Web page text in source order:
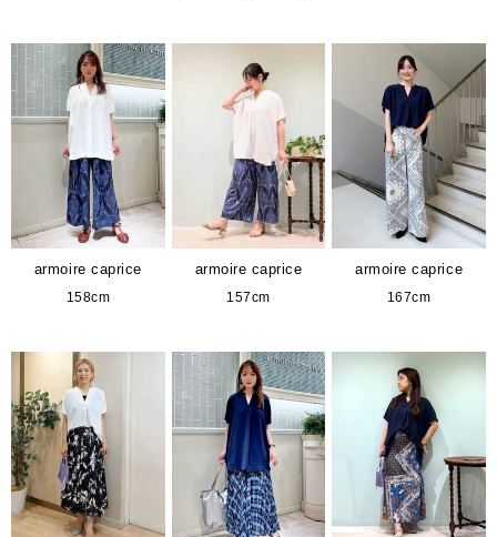
armoire caprice
158cm
armoire caprice
157cm
armoire caprice
167cm